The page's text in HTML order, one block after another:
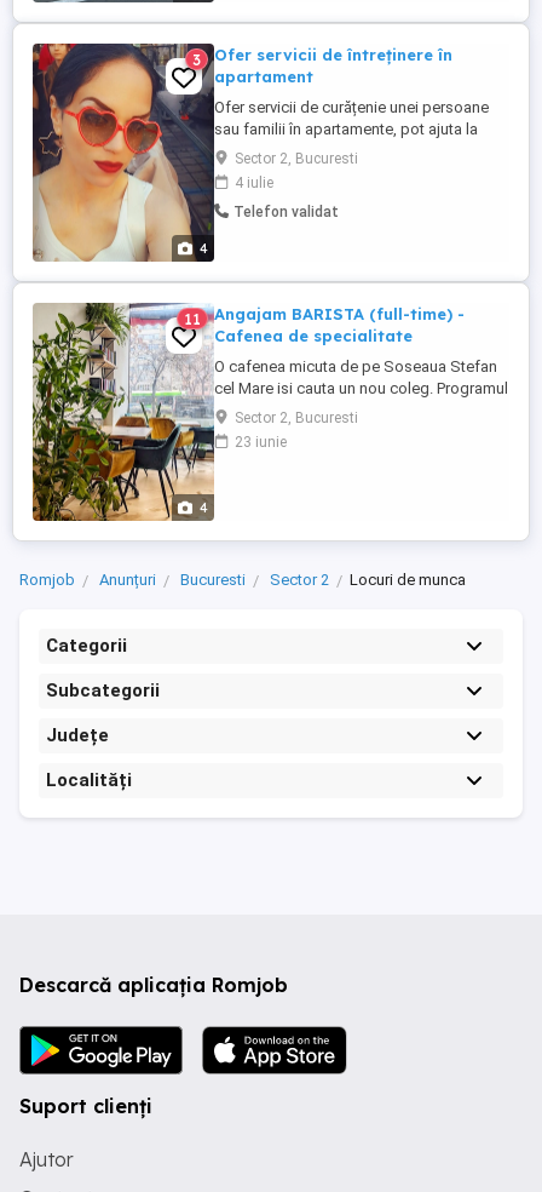
4
3
Ofer servicii de întreținere în
apartament
Ofer servicii de curățenie unei persoane
sau familii în apartamente, pot ajuta la
curatenie de intretinere sau generala, curat
fainta, curat aragaz, sterg geamurile, aspir,
șterg praful, curat frigiderul, sunt o
persoana harnica, adaptabila.
Sector 2, Bucuresti
4 iulie
Telefon validat
4
11
Angajam BARISTA (full-time) -
Cafenea de specialitate
O cafenea micuta de pe Soseaua Stefan
cel Mare isi cauta un nou coleg. Programul
va fi discutat in functie de disponibilitate,
va include automat si weekend-uri! Salariu
3000 lei net + tips (30-60 ron zi) dupa 3
Sector 2, Bucuresti
23 iunie
Romjob Anunțuri Bucuresti Sector 2 Locuri de munca
Categorii
Subcategorii
Județe
Localități
Descarcă aplicația Romjob
Suport clienți
Ajutor